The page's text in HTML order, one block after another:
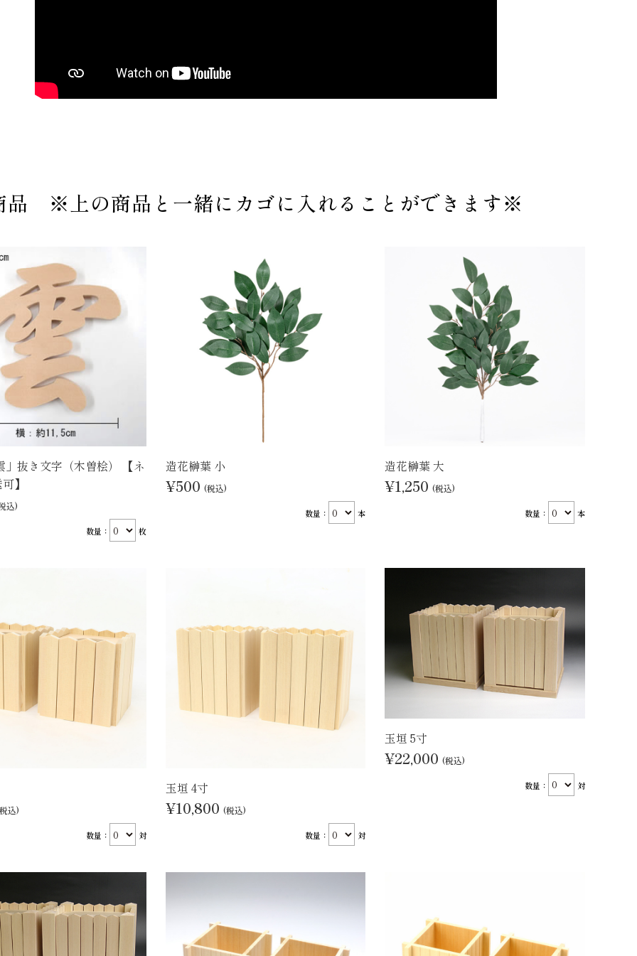
品 ※上の商品と一緒にカゴに入れることができます※
」抜き文字（木曽桧） 【ネ
】
込)
数量： 枚
造花榊葉 小
¥500 (税込)
数量： 本
造花榊葉 大
¥1,250 (税込)
数量： 本
込)
数量： 対
玉垣 4寸
¥10,800 (税込)
数量： 対
玉垣 5寸
¥22,000 (税込)
数量： 対